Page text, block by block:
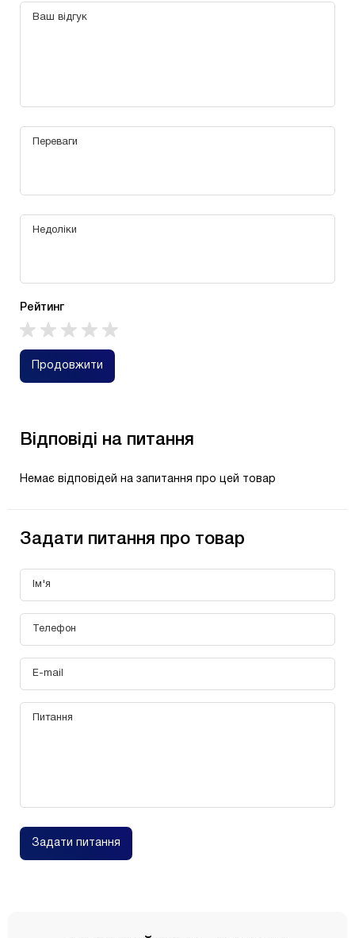
Рейтинг
Продовжити
Відповіді на питання
Немає відповідей на запитання про цей товар
Задати питання про товар
Задати питання